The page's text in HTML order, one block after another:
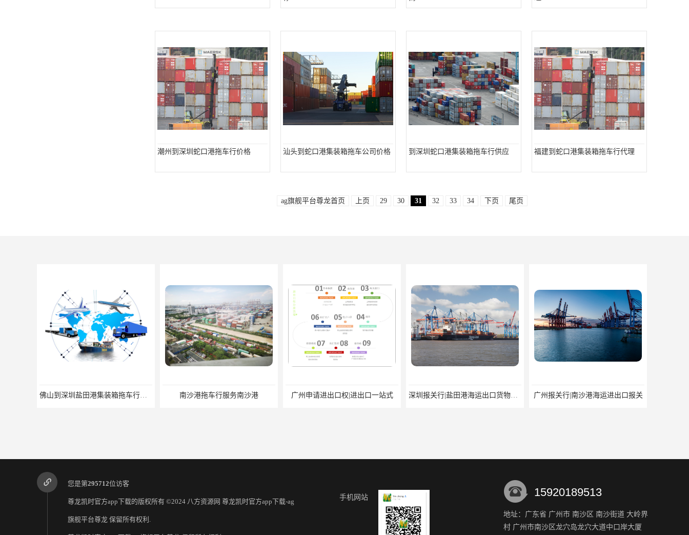
潮州到深圳蛇口港拖车行价格 汕头到蛇口港集装箱拖车公司价格 到深圳蛇口港集装箱拖车行供应 福建到蛇口港集装箱拖车行代理
ag旗舰平台尊龙首页 上页 29 30 31 32 33 34 下页 尾页
佛山到深圳盐田港集装箱拖车行单价|深耕港口服务 南沙港拖车行服务南沙港 广州申请进出口权|进出口一站式 深圳报关行|盐田港海运出口货物报关行 广州报关行|南沙港海运进出口报关
您是第295712位访客
尊龙凯时官方app下载的版权所有 ©2024 八方资源网 尊龙凯时官方app下载-ag
旗舰平台尊龙 保留所有权利.
手机网站 15920189513
地址：广东省 广州市 南沙区 南沙街道 大岭界
村 广州市南沙区龙穴岛龙穴大道中口岸大厦